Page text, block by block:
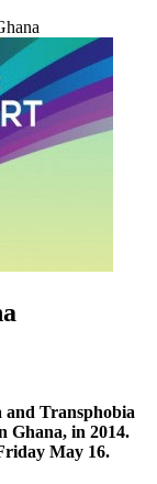
Transphobia
Ghana, in 2014.
May 16.